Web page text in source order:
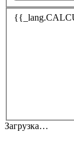
Загрузка…